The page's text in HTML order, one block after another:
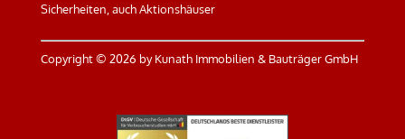
Sicherheiten, auch Aktionshäuser
Copyright © 2026 by Kunath Immobilien & Bauträger GmbH